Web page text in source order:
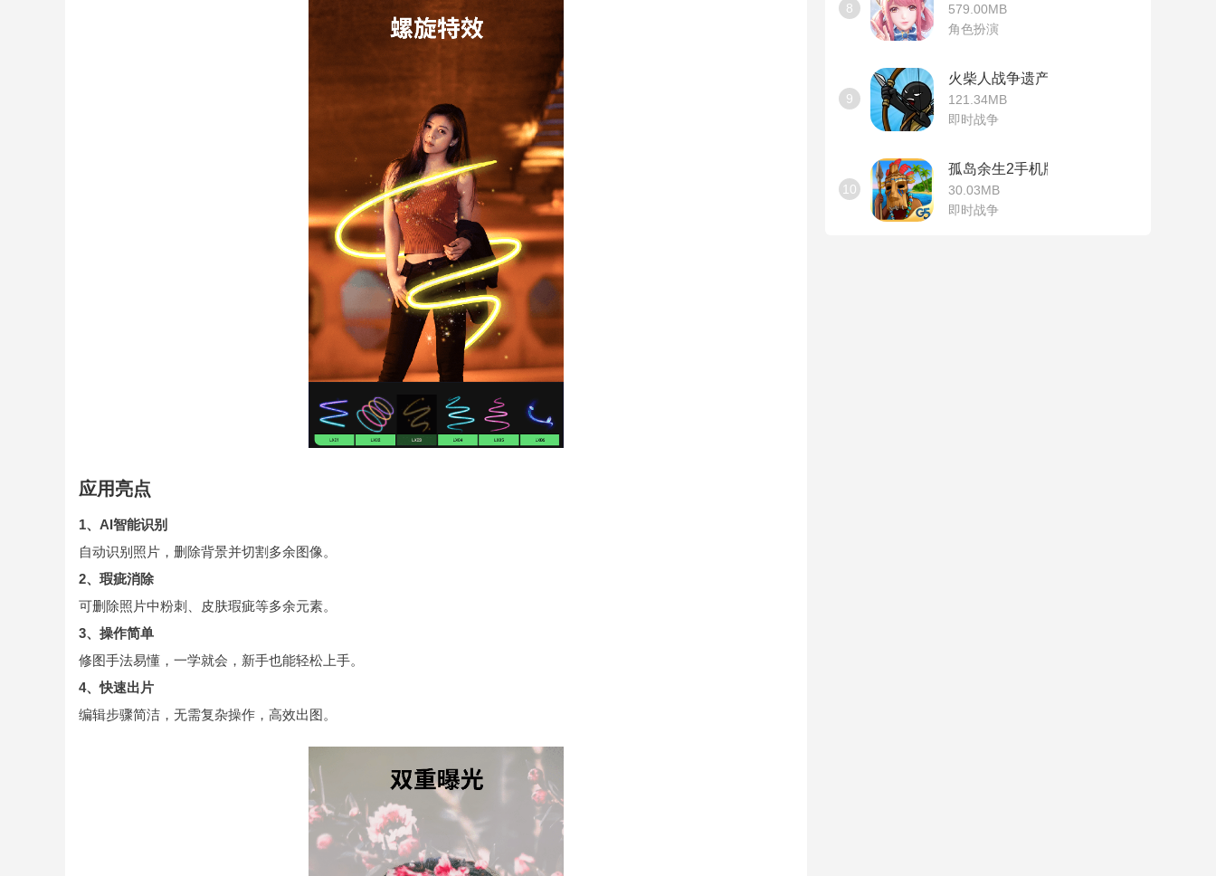
应用亮点
1、AI智能识别
自动识别照片，删除背景并切割多余图像。
2、瑕疵消除
可删除照片中粉刺、皮肤瑕疵等多余元素。
3、操作简单
修图手法易懂，一学就会，新手也能轻松上手。
4、快速出片
编辑步骤简洁，无需复杂操作，高效出图。
8
579.00MB
角色扮演
9
火柴人战争遗产无敌版
121.34MB
即时战争
10
孤岛余生2手机版
30.03MB
即时战争